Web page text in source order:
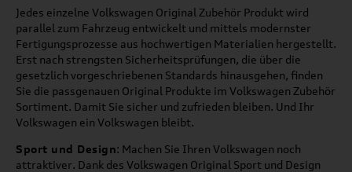
Jedes einzelne Volkswagen Original Zubehör Produkt wird
parallel zum Fahrzeug entwickelt und mittels modernster
Fertigungsprozesse aus hochwertigen Materialien hergestellt.
Erst nach strengsten Sicherheitsprüfungen, die über die
gesetzlich vorgeschriebenen Standards hinausgehen, finden
Sie die passgenauen Original Produkte im Volkswagen Zubehör
Sortiment. Damit Sie sicher und zufrieden bleiben. Und Ihr
Volkswagen ein Volkswagen bleibt.
Sport und Design: Machen Sie Ihren Volkswagen noch
attraktiver. Dank des Volkswagen Original Sport und Design